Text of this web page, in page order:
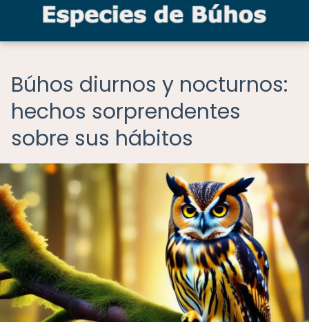
Búhos diurnos y nocturnos:
hechos sorprendentes
sobre sus hábitos